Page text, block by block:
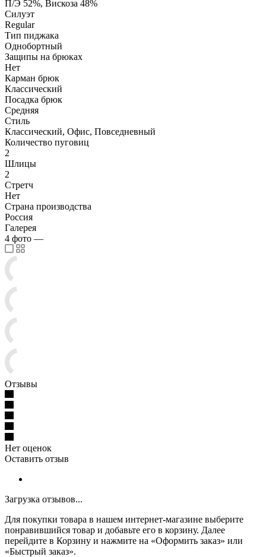
П/Э 52%, Вискоза 48%
Силуэт
Regular
Тип пиджака
Однобортный
Защипы на брюках
Нет
Карман брюк
Классический
Посадка брюк
Средняя
Стиль
Классический, Офис, Повседневный
Количество пуговиц
2
Шлицы
2
Стретч
Нет
Страна производства
Россия
Галерея
4 фото —
Отзывы
Нет оценок
Оставить отзыв
Загрузка отзывов...
Для покупки товара в нашем интернет-магазине выберите
понравившийся товар и добавьте его в корзину. Далее
перейдите в Корзину и нажмите на «Оформить заказ» или
«Быстрый заказ».